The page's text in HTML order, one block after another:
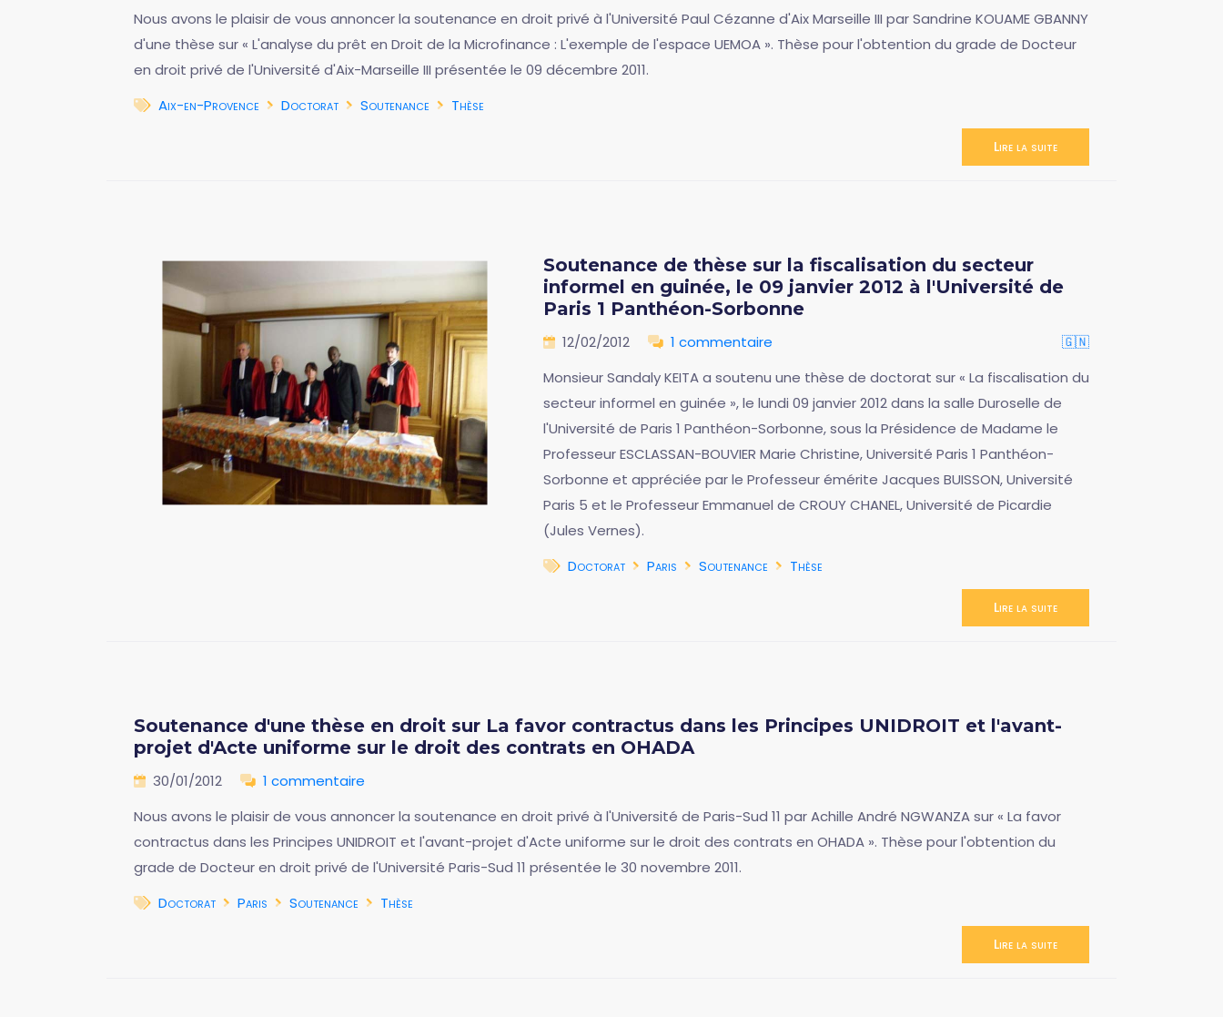
Nous avons le plaisir de vous annoncer la soutenance en droit privé à l'Université Paul Cézanne d'Aix Marseille III par Sandrine KOUAME GBANNY
d'une thèse sur « L'analyse du prêt en Droit de la Microfinance : L'exemple de l'espace UEMOA ». Thèse pour l'obtention du grade de Docteur
en droit privé de l'Université d'Aix-Marseille III présentée le 09 décembre 2011.
Aix-en-Provence
Doctorat Soutenance Thèse
Lire la suite
Soutenance de thèse sur la fiscalisation du secteur
informel en guinée, le 09 janvier 2012 à l'Université de
Paris 1 Panthéon-Sorbonne
12/02/2012 1 commentaire
🇬🇳
Monsieur Sandaly KEITA a soutenu une thèse de doctorat sur « La fiscalisation du
secteur informel en guinée », le lundi 09 janvier 2012 dans la salle Duroselle de
l'Université de Paris 1 Panthéon-Sorbonne, sous la Présidence de Madame le
Professeur ESCLASSAN-BOUVIER Marie Christine, Université Paris 1 Panthéon-
Sorbonne et appréciée par le Professeur émérite Jacques BUISSON, Université
Paris 5 et le Professeur Emmanuel de CROUY CHANEL, Université de Picardie
(Jules Vernes).
Doctorat
Paris Soutenance Thèse
Lire la suite
Soutenance d'une thèse en droit sur La favor contractus dans les Principes UNIDROIT et l'avant-
projet d'Acte uniforme sur le droit des contrats en OHADA
30/01/2012
1 commentaire
Nous avons le plaisir de vous annoncer la soutenance en droit privé à l'Université de Paris-Sud 11 par Achille André NGWANZA sur « La favor
contractus dans les Principes UNIDROIT et l'avant-projet d'Acte uniforme sur le droit des contrats en OHADA ». Thèse pour l'obtention du
grade de Docteur en droit privé de l'Université Paris-Sud 11 présentée le 30 novembre 2011.
Doctorat
Paris Soutenance Thèse
Lire la suite